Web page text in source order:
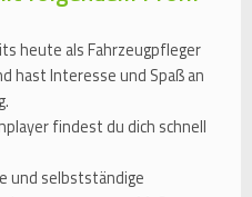
heute als Fahrzeugpfleger
hast Interesse und Spaß an
findest du dich schnell
und selbstständige